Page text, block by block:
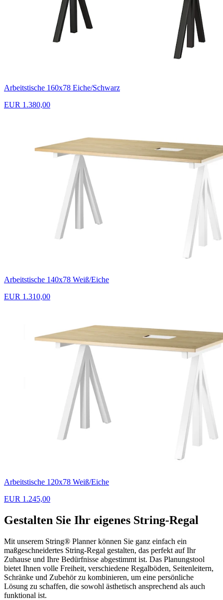
Arbeitstische 160x78 Eiche/Schwarz
EUR 1.380,00
Arbeitstische 140x78 Weiß/Eiche
EUR 1.310,00
Arbeitstische 120x78 Weiß/Eiche
EUR 1.245,00
Gestalten Sie Ihr eigenes String-Regal
Mit unserem String® Planner können Sie ganz einfach ein
maßgeschneidertes String-Regal gestalten, das perfekt auf Ihr
Zuhause und Ihre Bedürfnisse abgestimmt ist. Das Planungstool
bietet Ihnen volle Freiheit, verschiedene Regalböden, Seitenleitern,
Schränke und Zubehör zu kombinieren, um eine persönliche
Lösung zu schaffen, die sowohl ästhetisch ansprechend als auch
funktional ist.